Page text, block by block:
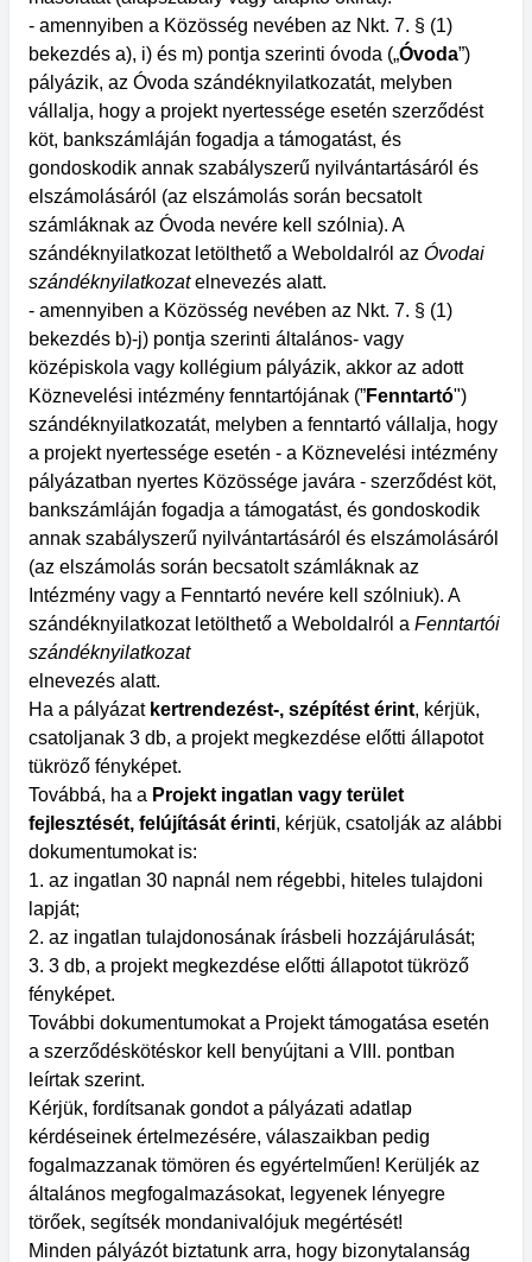
- amennyiben a Közösség nevében az Nkt. 7. § (1)
bekezdés a), i) és m) pontja szerinti óvoda („Óvoda”)
pályázik, az Óvoda szándéknyilatkozatát, melyben
vállalja, hogy a projekt nyertessége esetén szerződést
köt, bankszámláján fogadja a támogatást, és
gondoskodik annak szabályszerű nyilvántartásáról és
elszámolásáról (az elszámolás során becsatolt
számláknak az Óvoda nevére kell szólnia). A
szándéknyilatkozat letölthető a Weboldalról az Óvodai
szándéknyilatkozatelnevezés alatt.
- amennyiben a Közösség nevében az Nkt. 7. § (1)
bekezdés b)-j) pontja szerinti általános- vagy
középiskola vagy kollégium pályázik, akkor az adott
Köznevelési intézmény fenntartójának (”Fenntartó")
szándéknyilatkozatát, melyben a fenntartó vállalja, hogy
a projekt nyertessége esetén - a Köznevelési intézmény
pályázatban nyertes Közössége javára - szerződést köt,
bankszámláján fogadja a támogatást, és gondoskodik
annak szabályszerű nyilvántartásáról és elszámolásáról
(az elszámolás során becsatolt számláknak az
Intézmény vagy a Fenntartó nevére kell szólniuk). A
szándéknyilatkozat letölthető a Weboldalról a Fenntartói
szándéknyilatkozat
elnevezés alatt.
Ha a pályázat kertrendezést-, szépítést érint, kérjük,
csatoljanak 3 db, a projekt megkezdése előtti állapotot
tükröző fényképet.
Továbbá, ha a Projekt ingatlan vagy terület
fejlesztését, felújítását érinti, kérjük, csatolják az alábbi
dokumentumokat is:
1. az ingatlan 30 napnál nem régebbi, hiteles tulajdoni
lapját;
2. az ingatlan tulajdonosának írásbeli hozzájárulását;
3. 3 db, a projekt megkezdése előtti állapotot tükröző
fényképet.
További dokumentumokat a Projekt támogatása esetén
a szerződéskötéskor kell benyújtani a VIII. pontban
leírtak szerint.
Kérjük, fordítsanak gondot a pályázati adatlap
kérdéseinek értelmezésére, válaszaikban pedig
fogalmazzanak tömören és egyértelműen! Kerüljék az
általános megfogalmazásokat, legyenek lényegre
törőek, segítsék mondanivalójuk megértését!
Minden pályázót biztatunk arra, hogy bizonytalanság